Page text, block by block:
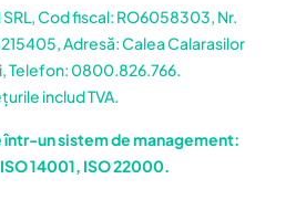
SRL, Cod fiscal: RO6058303, Nr.
Adresă: Calea Calarasilor
Telefon: 0800.826.766.
includ TVA.
un sistem de management:
14001, ISO 22000.